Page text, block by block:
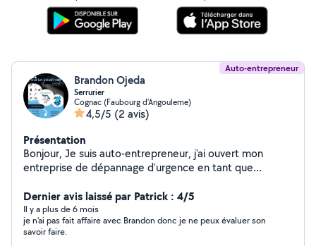
Auto-entrepreneur
Brandon Ojeda
Serrurier
Cognac (Faubourg d'Angouleme)
4,5/5 (2 avis)
Présentation
Bonjour, Je suis auto-entrepreneur, j'ai ouvert mon
entreprise de dépannage d'urgence en tant que
paysagiste et peut réaliser tous petits bricolages dont
vous aurez besoin. Je reste donc à votre disposition
pour toutes demandes. Cordialement Brandon.
Dernier avis laissé par Patrick : 4/5
Il y a plus de 6 mois
je n'ai pas fait affaire avec Brandon donc je ne peux évaluer son
savoir faire.